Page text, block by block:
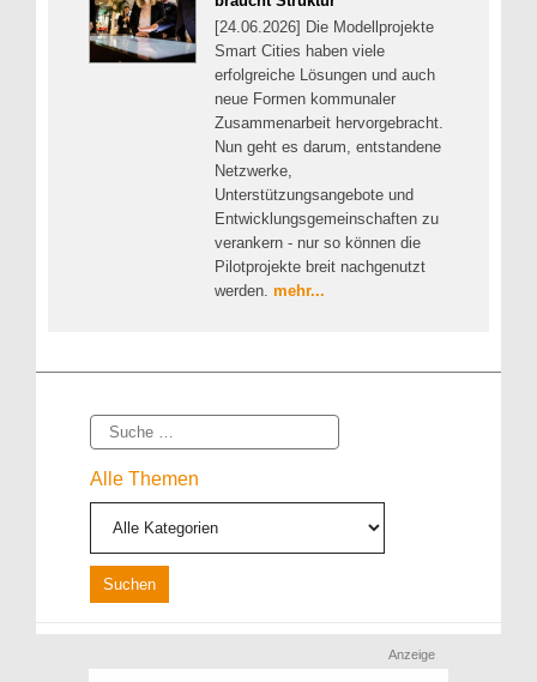
[24.06.2026] Die Modellprojekte
Smart Cities haben viele
erfolgreiche Lösungen und auch
neue Formen kommunaler
Zusammenarbeit hervorgebracht.
Nun geht es darum, entstandene
Netzwerke,
Unterstützungsangebote und
Entwicklungsgemeinschaften zu
verankern - nur so können die
Pilotprojekte breit nachgenutzt
werden. mehr...
Suche
Alle Themen
Anzeige